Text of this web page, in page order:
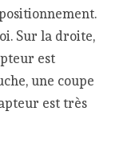
Sur la droite,
est
une coupe
est très